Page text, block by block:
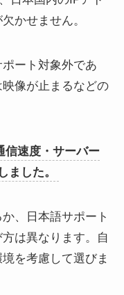
かせません。
ート対象外であ
像が止まるなどの
信速度・サーバー
ました。
、日本語サポート
は異なります。自
を考慮して選びま